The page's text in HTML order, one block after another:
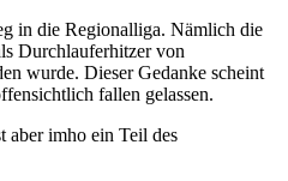
in die Regionalliga. Nämlich die
Durchlauferhitzer von
wurde. Dieser Gedanke scheint
fallen gelassen.
aber imho ein Teil des